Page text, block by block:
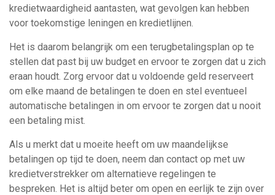
kredietwaardigheid aantasten, wat gevolgen kan hebben
voor toekomstige leningen en kredietlijnen.
Het is daarom belangrijk om een ​​terugbetalingsplan op te
stellen dat past bij uw budget en ervoor te zorgen dat u zich
eraan houdt. Zorg ervoor dat u voldoende geld reserveert
om elke maand de betalingen te doen en stel eventueel
automatische betalingen in om ervoor te zorgen dat u nooit
een betaling mist.
Als u merkt dat u moeite heeft om uw maandelijkse
betalingen op tijd te doen, neem dan contact op met uw
kredietverstrekker om alternatieve regelingen te
bespreken. Het is altijd beter om open en eerlijk te zijn over